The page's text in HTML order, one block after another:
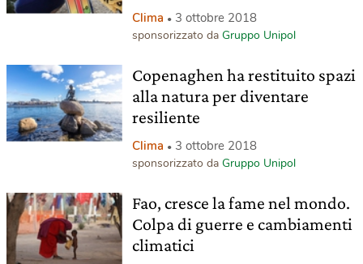
Clima 3 ottobre 2018
sponsorizzato da Gruppo Unipol
Copenaghen ha restituito spazi
alla natura per diventare
resiliente
Clima 3 ottobre 2018
sponsorizzato da Gruppo Unipol
Fao, cresce la fame nel mondo.
Colpa di guerre e cambiamenti
climatici